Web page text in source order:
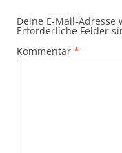
Deine E-Mail-
Erforderliche Felder
Kommentar *